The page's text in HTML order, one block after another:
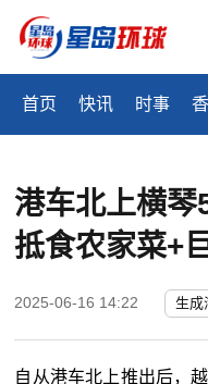
首页 快讯 时事
港车北上横
抵食农家菜+
2025-06-16 14:22 生成
自从港车北上推出后，